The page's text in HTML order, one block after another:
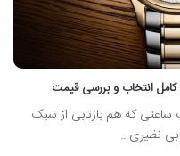
انتخاب و بررسی قیمت
ساعتی که هم بازتابی از سبک
نظیری…